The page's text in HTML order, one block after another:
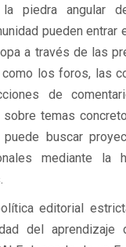
piedra angular
pueden entrar
a través de las
los foros, las
de
temas
puede buscar
mediante la
editorial
del aprendizaje